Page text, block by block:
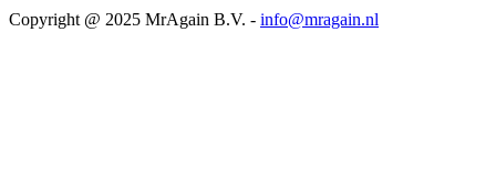
Copyright @ 2025 MrAgain B.V. - info@mragain.nl